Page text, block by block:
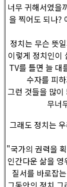
너무 귀해서였을
을 찍어도 되나?
정치는 무슨 뜻
이렇게 정치인이
TV를 틀면 늘 대
수자를 피
그런 것들을 많
무너
그래도 정치는
"국가의 권력을
인간다운 삶을
질서를 바로잡